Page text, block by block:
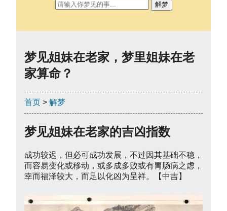
梦见姐妹在老家，梦里姐妹在老
家算命？
首页 > 解梦
梦见姐妹在老家的吉凶指数
成功较迟，但必可成功发展，不过因其基础不稳，
而容易变化或移动，或多成多败或有胃肠病之虑，
幸而福泽较大，而足以化凶为呈祥。【中吉】
解梦